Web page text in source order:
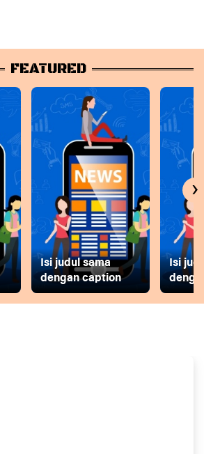
FEATURED
Isi judul sama
dengan caption
Isi
›